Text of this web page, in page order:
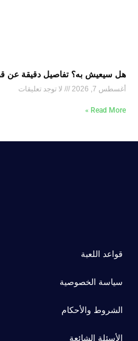
هل سيعيش به؟ تفاصيل دقيقة عن
أغسطس 7, 2026 لا توجد تعليقات
Read More »
قواعد اللعبة
سياسة الخصوصية
الشروط والأحكام
الأسئلة الشائعة